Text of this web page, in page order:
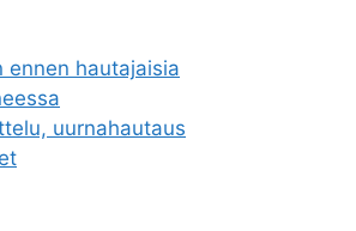
ennen hautajaisia
uurnahautaus